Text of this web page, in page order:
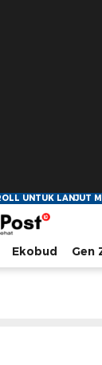
sehat
Ekobud Gen